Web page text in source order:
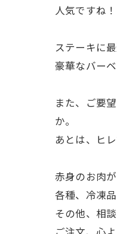
人気ですね！
ステーキに
豪華なバー
また、ご要
か。
あとは、ヒ
赤身のお肉
各種、冷凍
その他、相